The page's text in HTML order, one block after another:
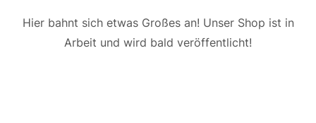
Hier bahnt sich etwas Großes an! Unser Shop ist in
Arbeit und wird bald veröffentlicht!